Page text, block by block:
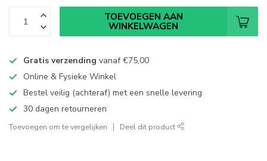
TOEVOEGEN AAN
WINKELWAGEN
Gratis verzending vanaf€75,00
Online & Fysieke Winkel
Bestel veilig (achteraf) met een snelle levering
30 dagen retourneren
Toevoegen om te vergelijken Deel dit product